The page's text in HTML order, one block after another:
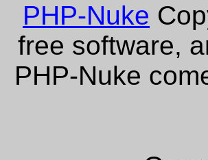
PHP-Nuke
free software,
PHP-Nuke